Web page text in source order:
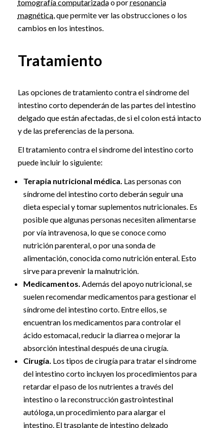
tomografía computarizadao porresonancia
magnética, que permite ver las obstrucciones o los
cambios en los intestinos.
Tratamiento
Las opciones de tratamiento contra el síndrome del
intestino corto dependerán de las partes del intestino
delgado que están afectadas, de si el colon está intacto
y de las preferencias de la persona.
El tratamiento contra el síndrome del intestino corto
puede incluir lo siguiente:
Terapia nutricional médica. Las personas con
síndrome del intestino corto deberán seguir una
dieta especial y tomar suplementos nutricionales. Es
posible que algunas personas necesiten alimentarse
por vía intravenosa, lo que se conoce como
nutrición parenteral, o por una sonda de
alimentación, conocida como nutrición enteral. Esto
sirve para prevenir la malnutrición.
Medicamentos. Además del apoyo nutricional, se
suelen recomendar medicamentos para gestionar el
síndrome del intestino corto. Entre ellos, se
encuentran los medicamentos para controlar el
ácido estomacal, reducir la diarrea o mejorar la
absorción intestinal después de una cirugía.
Cirugía. Los tipos de cirugía para tratar el síndrome
del intestino corto incluyen los procedimientos para
retardar el paso de los nutrientes a través del
intestino o la reconstrucción gastrointestinal
autóloga, un procedimiento para alargar el
intestino. El trasplante de intestino delgado